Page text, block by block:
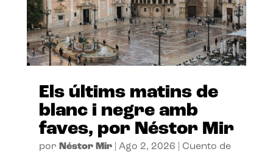
Els últims matins de
blanc i negre amb
faves, por Néstor Mir
por Néstor Mir| Ago 2, 2026
Cuento de